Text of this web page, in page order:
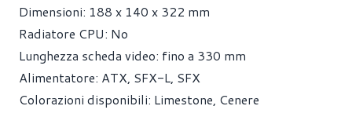
Dimensioni: 188 x 140 x 322 mm
Radiatore CPU: No
Lunghezza scheda video: fino a 330 mm
Alimentatore: ATX, SFX-L, SFX
Colorazioni disponibili: Limestone, Cenere